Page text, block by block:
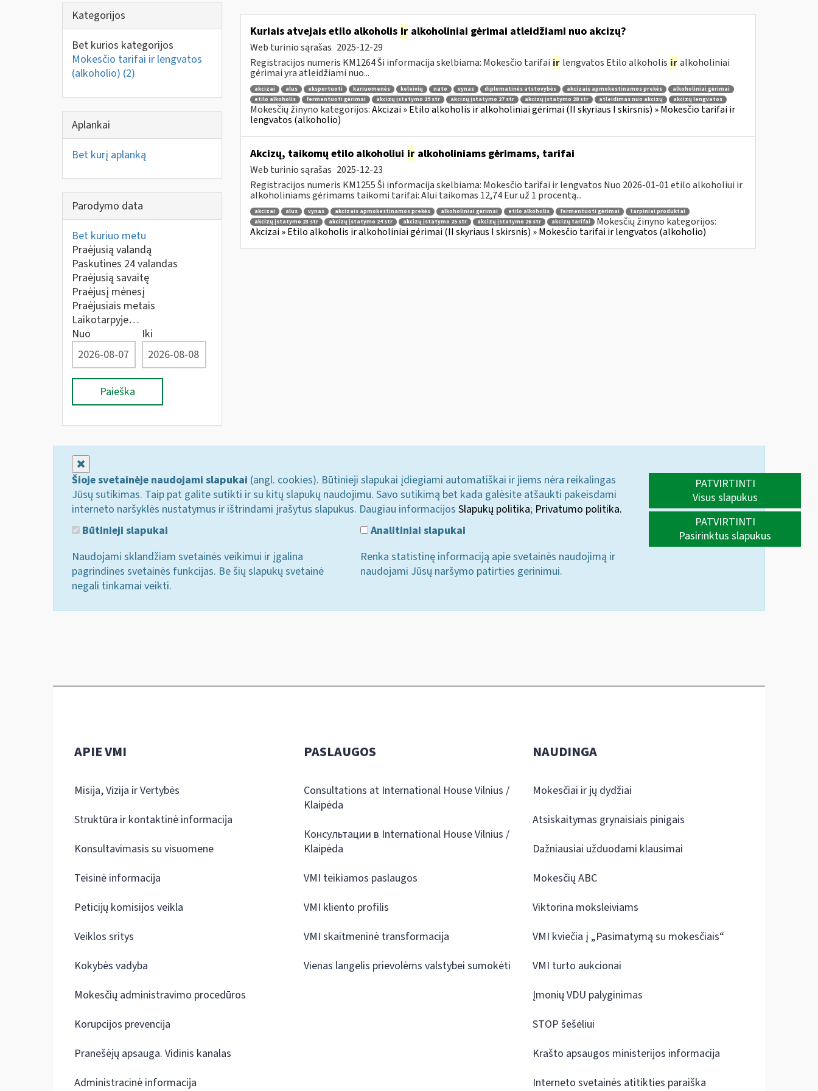
Kategorijos
Bet kurios kategorijos
Mokesčio tarifai ir lengvatos
(alkoholio) (2)
Aplankai
Bet kurį aplanką
Parodymo data
Bet kuriuo metu
Praėjusią valandą
Paskutines 24 valandas
Praėjusią savaitę
Praėjusį mėnesį
Praėjusiais metais
Laikotarpyje…
Nuo
Iki
Paieška
Kuriais atvejais etilo alkoholis iralkoholiniai gėrimai atleidžiami nuo akcizų?
Web turinio sąrašas 2025-12-29
Registracijos numeris KM1264 Ši informacija skelbiama: Mokesčio tarifai ir lengvatos Etilo alkoholis ir alkoholiniai
gėrimai yra atleidžiami nuo...
akcizai alus eksportuoti kariuomenės keleivių nato vynas diplomatinės atstovybės akcizais apmokestinamos prekės
alkoholiniai gėrimai
etilo alkoholis
fermentuoti gėrimai akcizų įstatymo 19 str akcizų įstatymo 27 str akcizų įstatymo 28 str atleidimas nuo akcizų akcizų lengvatos
Mokesčių žinyno kategorijos:Akcizai » Etilo alkoholis ir alkoholiniai gėrimai (II skyriaus I skirsnis) » Mokesčio tarifai ir
lengvatos (alkoholio)
Akcizų, taikomų etilo alkoholiui iralkoholiniams gėrimams, tarifai
Web turinio sąrašas 2025-12-23
Registracijos numeris KM1255 Ši informacija skelbiama: Mokesčio tarifai ir lengvatos Nuo 2026-01-01 etilo alkoholiui ir
alkoholiniams gėrimams taikomi tarifai: Alui taikomas 12,74 Eur už 1 procentą...
akcizai alus vynas akcizais apmokestinamos prekės alkoholiniai gėrimai etilo alkoholis fermentuoti gėrimai
tarpiniai produktai
akcizų įstatymo 23 str
akcizų įstatymo 24 str akcizų įstatymo 25 str akcizų įstatymo 26 str akcizų tarifai
Mokesčių žinyno kategorijos:
Akcizai » Etilo alkoholis ir alkoholiniai gėrimai (II skyriaus I skirsnis) » Mokesčio tarifai ir lengvatos (alkoholio)
Šioje svetainėje naudojami slapukai (angl. cookies). Būtinieji slapukai įdiegiami automatiškai ir jiems nėra reikalingas
Jūsų sutikimas. Taip pat galite sutikti ir su kitų slapukų naudojimu. Savo sutikimą bet kada galėsite atšaukti pakeisdami
interneto naršyklės nustatymus ir ištrindami įrašytus slapukus. Daugiau informacijos Slapukų politika; Privatumo politika.
Būtinieji slapukai
Naudojami sklandžiam svetainės veikimui ir įgalina
pagrindines svetainės funkcijas. Be šių slapukų svetainė
negali tinkamai veikti.
Analitiniai slapukai
Renka statistinę informaciją apie svetainės naudojimą ir
naudojami Jūsų naršymo patirties gerinimui.
PATVIRTINTI
Visus slapukus
PATVIRTINTI
Pasirinktus slapukus
APIE VMI
Misija, Vizija ir Vertybės
Struktūra ir kontaktinė informacija
Konsultavimasis su visuomene
Teisinė informacija
Peticijų komisijos veikla
Veiklos sritys
Kokybės vadyba
Mokesčių administravimo procedūros
Korupcijos prevencija
Pranešėjų apsauga. Vidinis kanalas
Administracinė informacija
PASLAUGOS
Consultations at International House Vilnius /
Klaipėda
Консультации в International House Vilnius /
Klaipėda
VMI teikiamos paslaugos
VMI kliento profilis
VMI skaitmeninė transformacija
Vienas langelis prievolėms valstybei sumokėti
NAUDINGA
Mokesčiai ir jų dydžiai
Atsiskaitymas grynaisiais pinigais
Dažniausiai užduodami klausimai
Mokesčių ABC
Viktorina moksleiviams
VMI kviečia į „Pasimatymą su mokesčiais“
VMI turto aukcionai
Įmonių VDU palyginimas
STOP šešėliui
Krašto apsaugos ministerijos informacija
Interneto svetainės atitikties paraiška